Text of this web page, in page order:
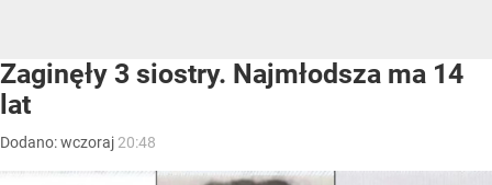
Zaginęły 3 siostry. Najmłodsza ma 14
lat
Dodano:wczoraj 20:48